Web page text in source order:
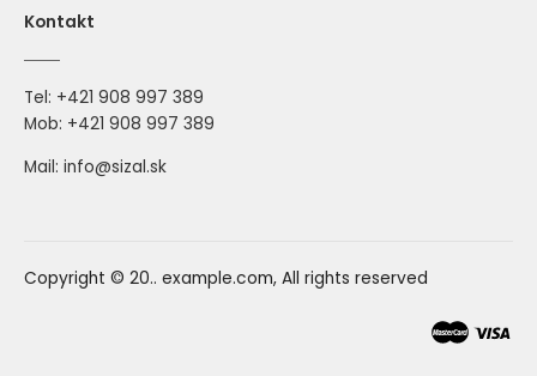
Kontakt
Tel: +421 908 997 389
Mob: +421 908 997 389
Mail: info@sizal.sk
Copyright © 20.. example.com, All rights reserved